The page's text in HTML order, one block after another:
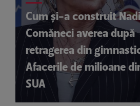
Cum și-a construit
Comăneci averea după
retragerea din
Afacerile de milioane
SUA